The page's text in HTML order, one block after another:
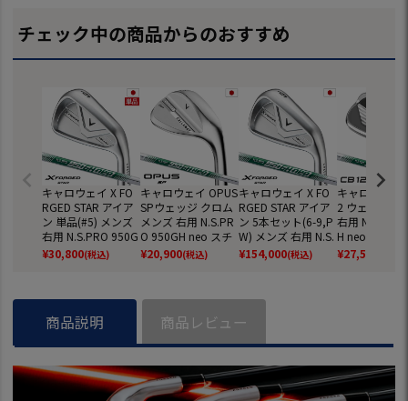
チェック中の商品からのおすすめ
キャロウェイ X FO
RGED STAR アイア
ン 単品(#5) メンズ
右用 N.S.PRO 950G
H neo スチールシャ
フト 日本正規品 20
¥30,800(税込)
キャロウェイ OPUS
SPウェッジ クロム
メンズ 右用 N.S.PR
O 950GH neo スチ
ールシャフト 2025
年モデル Callaway
¥20,900(税込)
キャロウェイ X FO
RGED STAR アイア
ン 5本セット(6-9,P
W) メンズ 右用 N.S.
PRO 950GH neo ス
チールシャフト 日
¥154,000(税込)
キャロウェイ
2 ウェッジ メ
右用 N.S.PRO
H neo スチー
フト 日本正
25年モデル
¥27,500
商品説明 商品レビュー